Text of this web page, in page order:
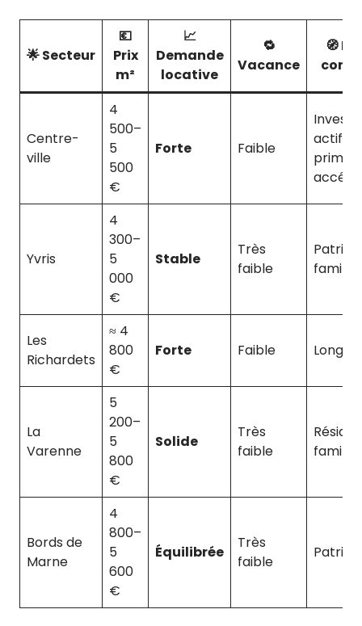
🌟 Secteur
💶
Prix
m²
📈
Demande
locative
🔁
Vacance
🧭
Centre-
ville
4
500–
5
500
€
Forte Faible
actif,
primo-
Yvris
4
300–
5
000
€
Stable
Très
faible
famille
Les
Richardets
≈ 4
800
€
Forte Faible Long
La
Varenne
5
200–
5
800
€
Solide
Très
faible
Bords de
Marne
4
800–
5
600
€
Équilibrée
Très
faible